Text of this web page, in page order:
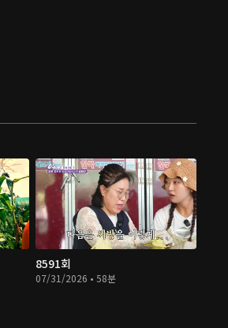
8591회
07/31/2026 • 58분